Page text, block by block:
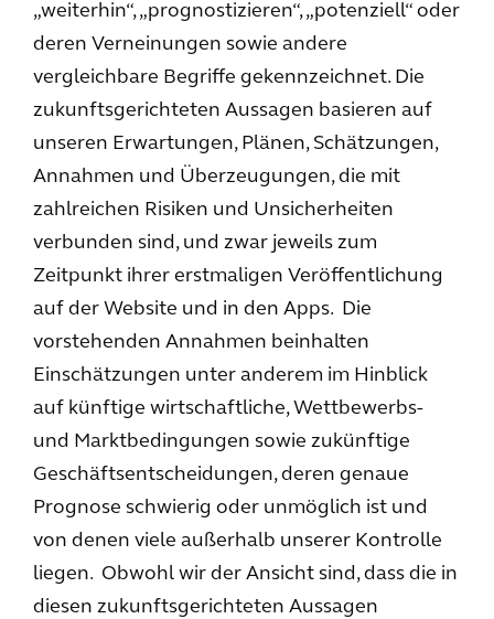
„weiterhin“, „prognostizieren“, „potenziell“ oder
deren Verneinungen sowie andere
vergleichbare Begriffe gekennzeichnet. Die
zukunftsgerichteten Aussagen basieren auf
unseren Erwartungen, Plänen, Schätzungen,
Annahmen und Überzeugungen, die mit
zahlreichen Risiken und Unsicherheiten
verbunden sind, und zwar jeweils zum
Zeitpunkt ihrer erstmaligen Veröffentlichung
auf der Website und in den Apps. Die
vorstehenden Annahmen beinhalten
Einschätzungen unter anderem im Hinblick
auf künftige wirtschaftliche, Wettbewerbs-
und Marktbedingungen sowie zukünftige
Geschäftsentscheidungen, deren genaue
Prognose schwierig oder unmöglich ist und
von denen viele außerhalb unserer Kontrolle
liegen. Obwohl wir der Ansicht sind, dass die in
diesen zukunftsgerichteten Aussagen